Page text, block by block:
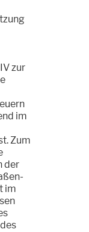
zur
im
Zum
der
im